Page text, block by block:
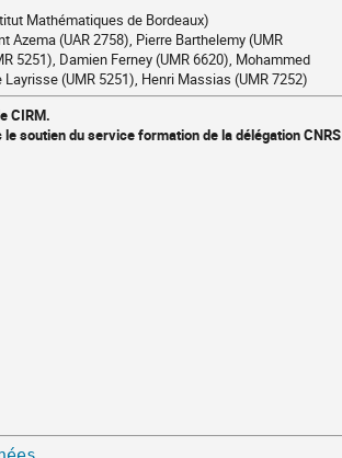
Mathématiques de Bordeaux)
Azema (UAR 2758), Pierre Barthelemy (UMR
5251), Damien Ferney (UMR 6620), Mohammed
(UMR 5251), Henri Massias (UMR 7252)
CIRM.
soutien du service formation de la délégation CNRS